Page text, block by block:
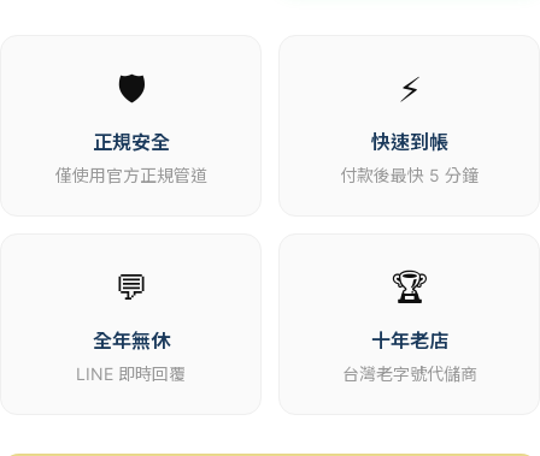
🛡️
正規安全
僅使用官方正規管道
⚡
快速到帳
付款後最快 5 分鐘
💬
全年無休
LINE 即時回覆
🏆
十年老店
台灣老字號代儲商